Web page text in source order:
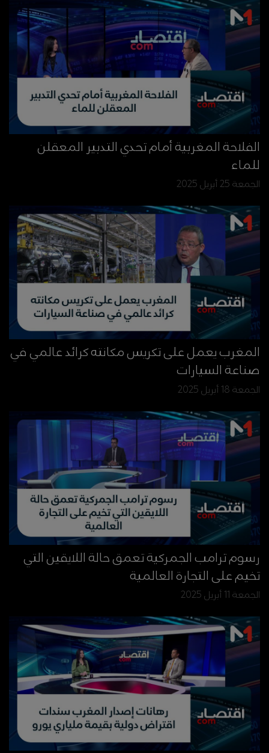
الفلاحة المغربية أمام تحدي التدبير المعقلن
للماء
الجمعة 25 أبريل 2025
المغرب يعمل على تكريس مكانته كرائد عالمي في
صناعة السيارات
الجمعة 18 أبريل 2025
رسوم ترامب الجمركية تعمق حالة اللايقين التي
تخيم على التجارة العالمية
الجمعة 11 أبريل 2025